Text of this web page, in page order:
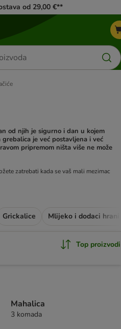
od 29,00 €**
od njih je sigurno i dan u kojem
je već postavljena i već
pripremom ništa više ne može
zatrebati kada se vaš mali mezimac
Grickalice Mlijeko i dodaci hrani
Top proizvodi
Mahalica
3 komada